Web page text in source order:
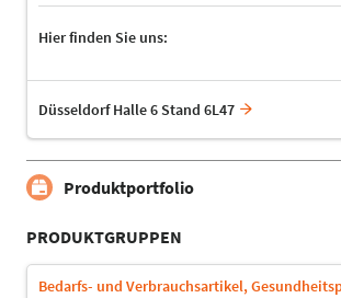
Hier finden Sie uns:
Düsseldorf Halle 6 Stand 6L47
Produktportfolio
PRODUKTGRUPPEN
Bedarfs- und Verbrauchsartikel,